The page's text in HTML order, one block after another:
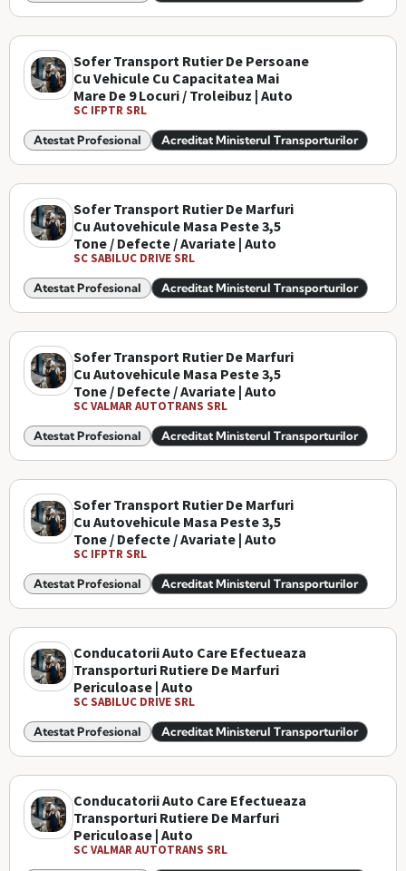
Sofer Transport Rutier De Persoane
Cu Vehicule Cu Capacitatea Mai
Mare De 9 Locuri / Troleibuz | Auto
SC IFPTR SRL
Atestat Profesional Acreditat Ministerul Transporturilor
Sofer Transport Rutier De Marfuri
Cu Autovehicule Masa Peste 3,5
Tone / Defecte / Avariate | Auto
SC SABILUC DRIVE SRL
Atestat Profesional Acreditat Ministerul Transporturilor
Sofer Transport Rutier De Marfuri
Cu Autovehicule Masa Peste 3,5
Tone / Defecte / Avariate | Auto
SC VALMAR AUTOTRANS SRL
Atestat Profesional Acreditat Ministerul Transporturilor
Sofer Transport Rutier De Marfuri
Cu Autovehicule Masa Peste 3,5
Tone / Defecte / Avariate | Auto
SC IFPTR SRL
Atestat Profesional Acreditat Ministerul Transporturilor
Conducatorii Auto Care Efectueaza
Transporturi Rutiere De Marfuri
Periculoase | Auto
SC SABILUC DRIVE SRL
Atestat Profesional Acreditat Ministerul Transporturilor
Conducatorii Auto Care Efectueaza
Transporturi Rutiere De Marfuri
Periculoase | Auto
SC VALMAR AUTOTRANS SRL